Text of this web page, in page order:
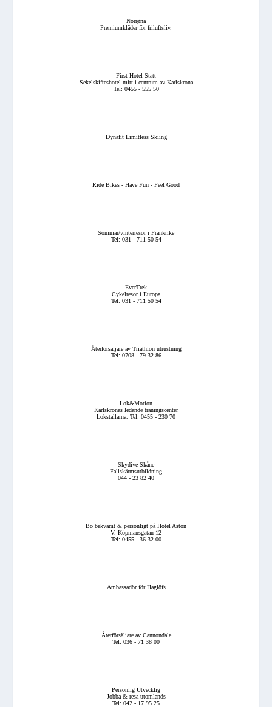
Norrøna
Premiumkläder för friluftsliv.
First Hotel Statt
Sekelskifteshotel mitt i centrum av Karlskrona
Tel: 0455 - 555 50
Dynafit Limitless Skiing
Ride Bikes - Have Fun - Feel Good
Sommar/vinterresor i Frankrike
Tel: 031 - 711 50 54
EverTrek
Cykelresor i Europa
Tel: 031 - 711 50 54
Återförsäljare av Triathlon utrustning
Tel: 0708 - 79 32 86
Lok&Motion
Karlskronas ledande träningscenter
Lokstallarna. Tel: 0455 - 230 70
Skydive Skåne
Fallskärmsutbildning
044 - 23 82 40
Bo bekvämt & personligt på Hotel Aston
V. Köpmansgatan 12
Tel: 0455 - 36 32 00
Ambassadör för Haglöfs
Återförsäljare av Cannondale
Tel: 036 - 71 38 00
Personlig Utvecklig
Jobba & resa utomlands
Tel: 042 - 17 95 25